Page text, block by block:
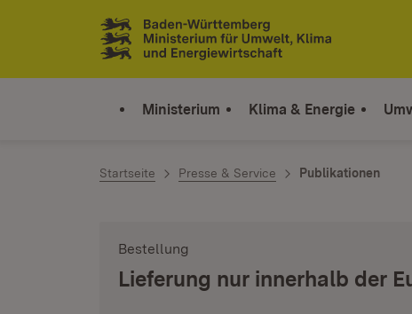
Zum Inhalt springen
Link zur Startseite
Ministerium Klima & Energie
Startseite Presse & Service Publikationen
Bestellung
Lieferung nur innerhalb der